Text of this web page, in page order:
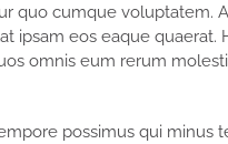
quo cumque voluptatem.
ipsam eos eaque
omnis eum rerum
possimus qui minus